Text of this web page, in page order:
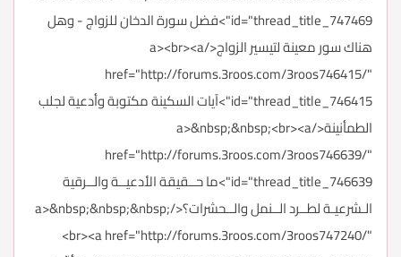
id="thread_title_747469">فضل سورة الدخان للزواج - وهل
هناك سور معينة لتيسير الزواج</a><br><a
href="http://forums.3roos.com/3roos746415/"
id="thread_title_746415">آيات السكينة مكتوبة وأدعية لجلب
الطمأنينة</a>&nbsp;&nbsp;<br><a
href="http://forums.3roos.com/3roos746639/"
id="thread_title_746639">ما حــقيقة الأدعيــة والــرقية
الـشرعيـة لطــرد الــنمل والــحشرات؟</a>&nbsp;&nbsp;&nbsp;
<br><a href="http://forums.3roos.com/3roos747240/"